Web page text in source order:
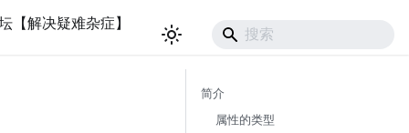
【解决疑难杂症】
简介
属性的类型